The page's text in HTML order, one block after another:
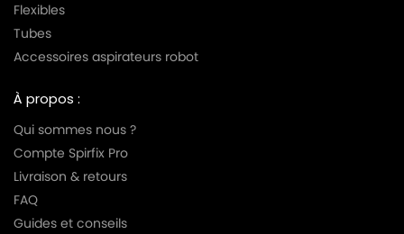
Flexibles
Tubes
Accessoires aspirateurs robot
À propos :
Qui sommes nous ?
Compte Spirfix Pro
Livraison & retours
FAQ
Guides et conseils